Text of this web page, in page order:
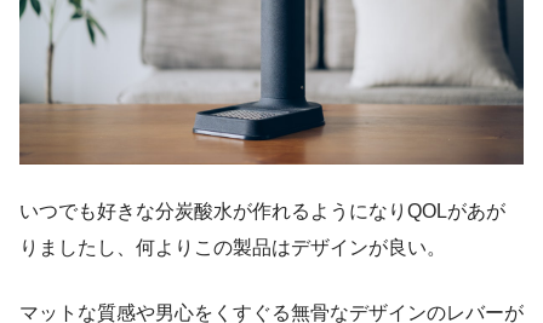
いつでも好きな分炭酸水が作れるようになりQOLがあが
りましたし、何よりこの製品はデザインが良い。
マットな質感や男心をくすぐる無骨なデザインのレバーが